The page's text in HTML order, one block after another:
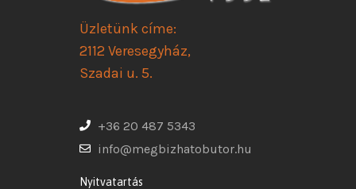
Üzletünk címe:
2112 Veresegyház,
Szadai u. 5.
+36 20 487 5343
info@megbizhatobutor.hu
Nyitvatartás